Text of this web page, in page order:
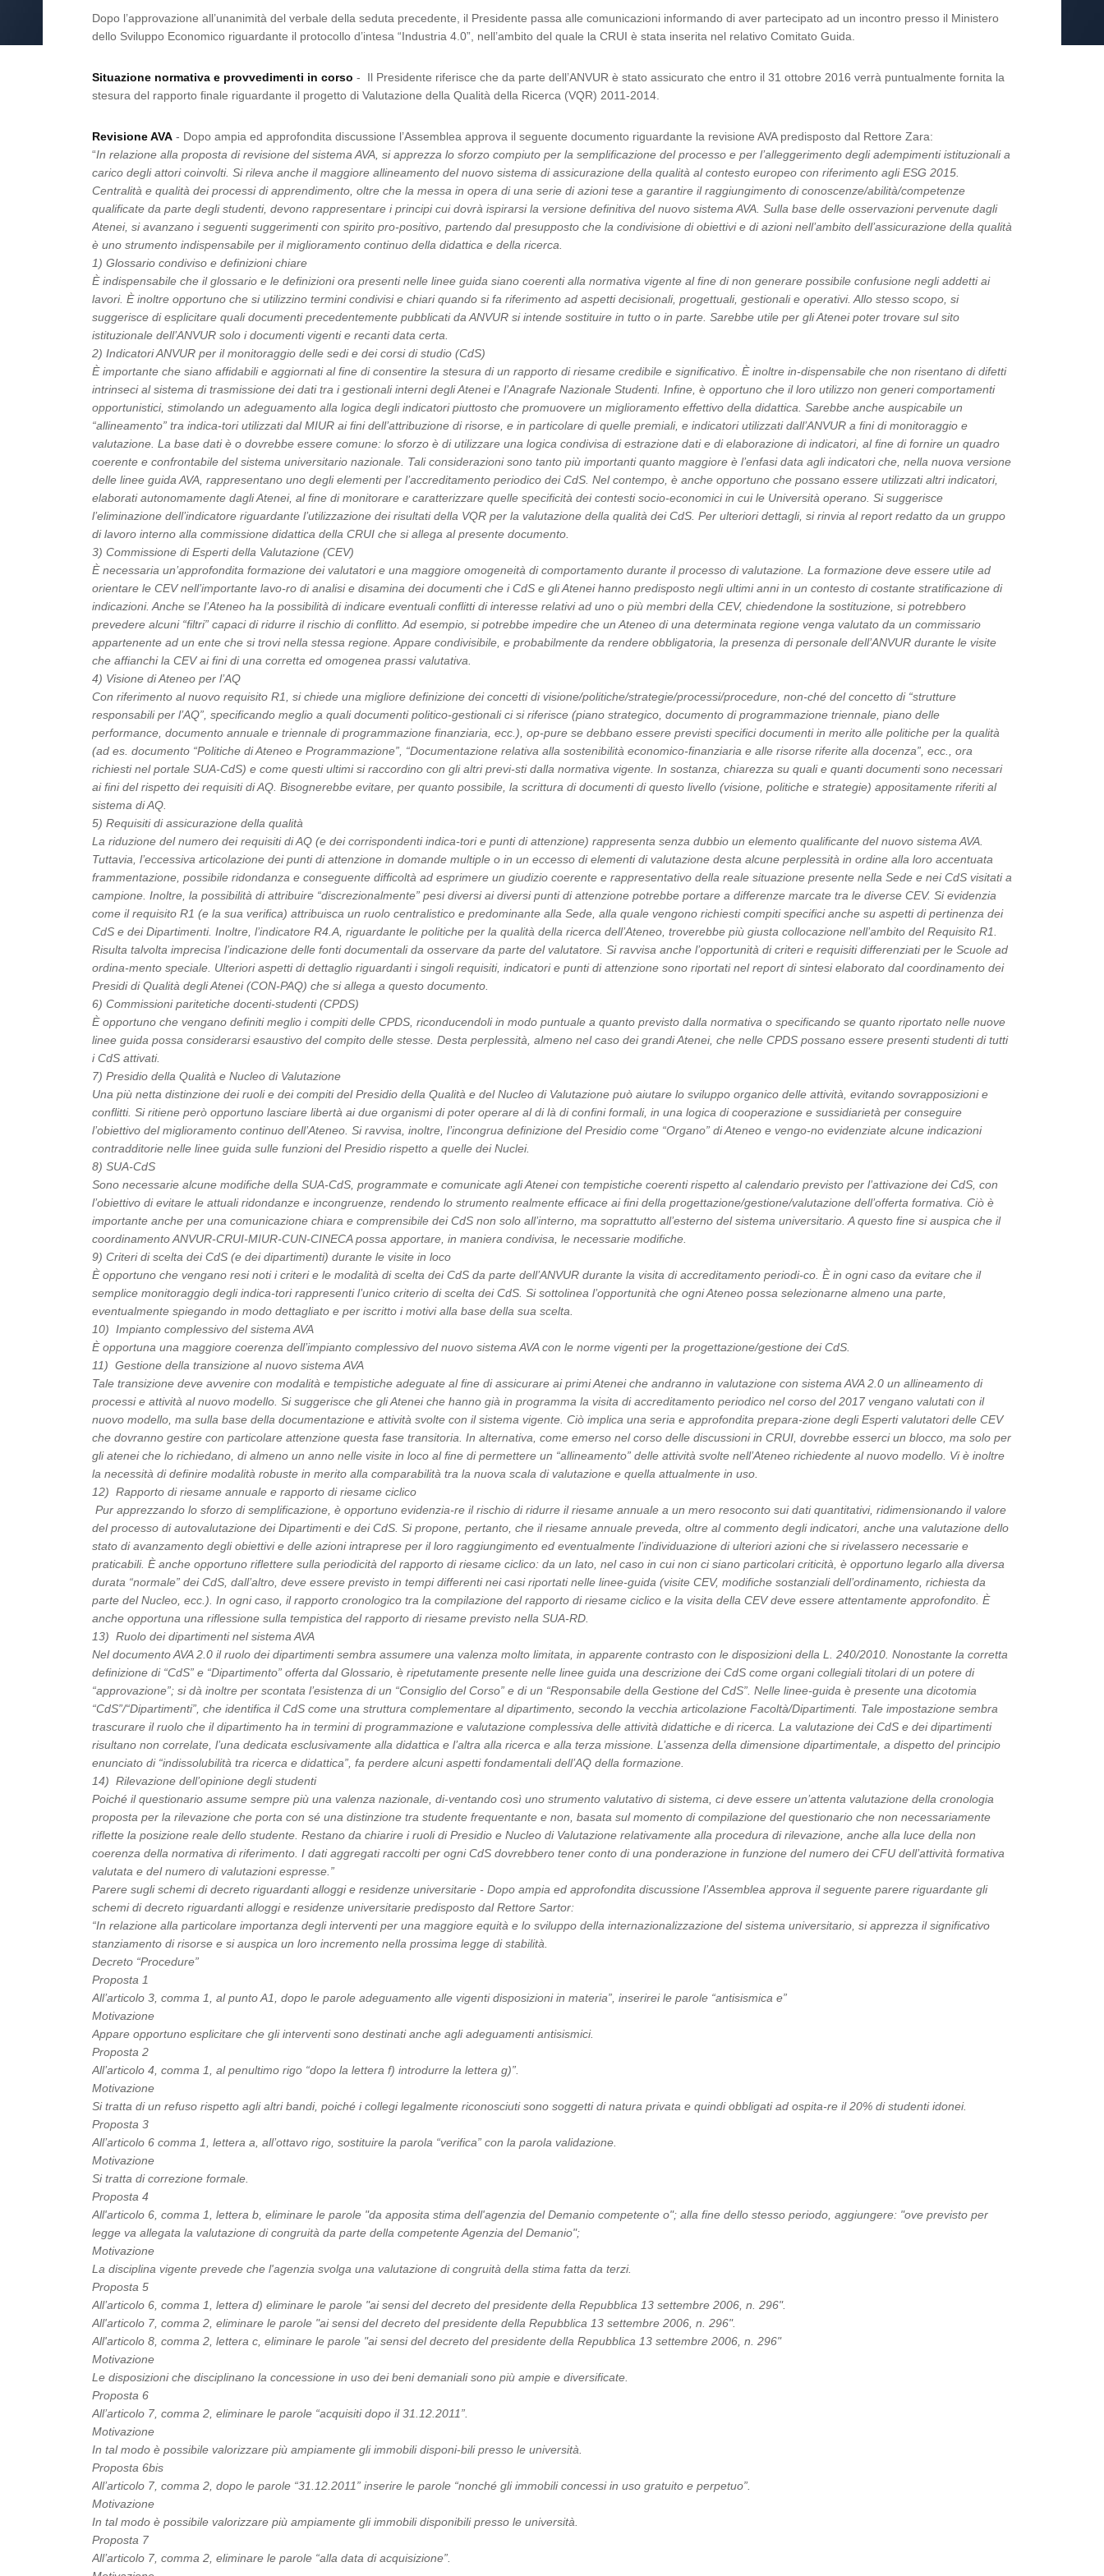
Dopo l’approvazione all’unanimità del verbale della seduta precedente, il Presidente passa alle comunicazioni informando di aver partecipato ad un incontro presso il Ministero
dello Sviluppo Economico riguardante il protocollo d’intesa “Industria 4.0”, nell’ambito del quale la CRUI è stata inserita nel relativo Comitato Guida.
Situazione normativa e provvedimenti in corso - Il Presidente riferisce che da parte dell’ANVUR è stato assicurato che entro il 31 ottobre 2016 verrà puntualmente fornita la
stesura del rapporto finale riguardante il progetto di Valutazione della Qualità della Ricerca (VQR) 2011-2014.
Revisione AVA - Dopo ampia ed approfondita discussione l’Assemblea approva il seguente documento riguardante la revisione AVA predisposto dal Rettore Zara:
“In relazione alla proposta di revisione del sistema AVA, si apprezza lo sforzo compiuto per la semplificazione del processo e per l’alleggerimento degli adempimenti istituzionali a
carico degli attori coinvolti. Si rileva anche il maggiore allineamento del nuovo sistema di assicurazione della qualità al contesto europeo con riferimento agli ESG 2015.
Centralità e qualità dei processi di apprendimento, oltre che la messa in opera di una serie di azioni tese a garantire il raggiungimento di conoscenze/abilità/competenze
qualificate da parte degli studenti, devono rappresentare i principi cui dovrà ispirarsi la versione definitiva del nuovo sistema AVA. Sulla base delle osservazioni pervenute dagli
Atenei, si avanzano i seguenti suggerimenti con spirito pro-positivo, partendo dal presupposto che la condivisione di obiettivi e di azioni nell’ambito dell’assicurazione della qualità
è uno strumento indispensabile per il miglioramento continuo della didattica e della ricerca.
1) Glossario condiviso e definizioni chiare
È indispensabile che il glossario e le definizioni ora presenti nelle linee guida siano coerenti alla normativa vigente al fine di non generare possibile confusione negli addetti ai
lavori. È inoltre opportuno che si utilizzino termini condivisi e chiari quando si fa riferimento ad aspetti decisionali, progettuali, gestionali e operativi. Allo stesso scopo, si
suggerisce di esplicitare quali documenti precedentemente pubblicati da ANVUR si intende sostituire in tutto o in parte. Sarebbe utile per gli Atenei poter trovare sul sito
istituzionale dell’ANVUR solo i documenti vigenti e recanti data certa.
2) Indicatori ANVUR per il monitoraggio delle sedi e dei corsi di studio (CdS)
È importante che siano affidabili e aggiornati al fine di consentire la stesura di un rapporto di riesame credibile e significativo. È inoltre in-dispensabile che non risentano di difetti
intrinseci al sistema di trasmissione dei dati tra i gestionali interni degli Atenei e l’Anagrafe Nazionale Studenti. Infine, è opportuno che il loro utilizzo non generi comportamenti
opportunistici, stimolando un adeguamento alla logica degli indicatori piuttosto che promuovere un miglioramento effettivo della didattica. Sarebbe anche auspicabile un
“allineamento” tra indica-tori utilizzati dal MIUR ai fini dell’attribuzione di risorse, e in particolare di quelle premiali, e indicatori utilizzati dall’ANVUR a fini di monitoraggio e
valutazione. La base dati è o dovrebbe essere comune: lo sforzo è di utilizzare una logica condivisa di estrazione dati e di elaborazione di indicatori, al fine di fornire un quadro
coerente e confrontabile del sistema universitario nazionale. Tali considerazioni sono tanto più importanti quanto maggiore è l’enfasi data agli indicatori che, nella nuova versione
delle linee guida AVA, rappresentano uno degli elementi per l’accreditamento periodico dei CdS. Nel contempo, è anche opportuno che possano essere utilizzati altri indicatori,
elaborati autonomamente dagli Atenei, al fine di monitorare e caratterizzare quelle specificità dei contesti socio-economici in cui le Università operano. Si suggerisce
l’eliminazione dell’indicatore riguardante l’utilizzazione dei risultati della VQR per la valutazione della qualità dei CdS. Per ulteriori dettagli, si rinvia al report redatto da un gruppo
di lavoro interno alla commissione didattica della CRUI che si allega al presente documento.
3) Commissione di Esperti della Valutazione (CEV)
È necessaria un’approfondita formazione dei valutatori e una maggiore omogeneità di comportamento durante il processo di valutazione. La formazione deve essere utile ad
orientare le CEV nell’importante lavo-ro di analisi e disamina dei documenti che i CdS e gli Atenei hanno predisposto negli ultimi anni in un contesto di costante stratificazione di
indicazioni. Anche se l’Ateneo ha la possibilità di indicare eventuali conflitti di interesse relativi ad uno o più membri della CEV, chiedendone la sostituzione, si potrebbero
prevedere alcuni “filtri” capaci di ridurre il rischio di conflitto. Ad esempio, si potrebbe impedire che un Ateneo di una determinata regione venga valutato da un commissario
appartenente ad un ente che si trovi nella stessa regione. Appare condivisibile, e probabilmente da rendere obbligatoria, la presenza di personale dell’ANVUR durante le visite
che affianchi la CEV ai fini di una corretta ed omogenea prassi valutativa.
4) Visione di Ateneo per l’AQ
Con riferimento al nuovo requisito R1, si chiede una migliore definizione dei concetti di visione/politiche/strategie/processi/procedure, non-ché del concetto di “strutture
responsabili per l’AQ”, specificando meglio a quali documenti politico-gestionali ci si riferisce (piano strategico, documento di programmazione triennale, piano delle
performance, documento annuale e triennale di programmazione finanziaria, ecc.), op-pure se debbano essere previsti specifici documenti in merito alle politiche per la qualità
(ad es. documento “Politiche di Ateneo e Programmazione”, “Documentazione relativa alla sostenibilità economico-finanziaria e alle risorse riferite alla docenza”, ecc., ora
richiesti nel portale SUA-CdS) e come questi ultimi si raccordino con gli altri previ-sti dalla normativa vigente. In sostanza, chiarezza su quali e quanti documenti sono necessari
ai fini del rispetto dei requisiti di AQ. Bisognerebbe evitare, per quanto possibile, la scrittura di documenti di questo livello (visione, politiche e strategie) appositamente riferiti al
sistema di AQ.
5) Requisiti di assicurazione della qualità
La riduzione del numero dei requisiti di AQ (e dei corrispondenti indica-tori e punti di attenzione) rappresenta senza dubbio un elemento qualificante del nuovo sistema AVA.
Tuttavia, l’eccessiva articolazione dei punti di attenzione in domande multiple o in un eccesso di elementi di valutazione desta alcune perplessità in ordine alla loro accentuata
frammentazione, possibile ridondanza e conseguente difficoltà ad esprimere un giudizio coerente e rappresentativo della reale situazione presente nella Sede e nei CdS visitati a
campione. Inoltre, la possibilità di attribuire “discrezionalmente” pesi diversi ai diversi punti di attenzione potrebbe portare a differenze marcate tra le diverse CEV. Si evidenzia
come il requisito R1 (e la sua verifica) attribuisca un ruolo centralistico e predominante alla Sede, alla quale vengono richiesti compiti specifici anche su aspetti di pertinenza dei
CdS e dei Dipartimenti. Inoltre, l’indicatore R4.A, riguardante le politiche per la qualità della ricerca dell’Ateneo, troverebbe più giusta collocazione nell’ambito del Requisito R1.
Risulta talvolta imprecisa l’indicazione delle fonti documentali da osservare da parte del valutatore. Si ravvisa anche l’opportunità di criteri e requisiti differenziati per le Scuole ad
ordina-mento speciale. Ulteriori aspetti di dettaglio riguardanti i singoli requisiti, indicatori e punti di attenzione sono riportati nel report di sintesi elaborato dal coordinamento dei
Presidi di Qualità degli Atenei (CON-PAQ) che si allega a questo documento.
6) Commissioni paritetiche docenti-studenti (CPDS)
È opportuno che vengano definiti meglio i compiti delle CPDS, riconducendoli in modo puntuale a quanto previsto dalla normativa o specificando se quanto riportato nelle nuove
linee guida possa considerarsi esaustivo del compito delle stesse. Desta perplessità, almeno nel caso dei grandi Atenei, che nelle CPDS possano essere presenti studenti di tutti
i CdS attivati.
7) Presidio della Qualità e Nucleo di Valutazione
Una più netta distinzione dei ruoli e dei compiti del Presidio della Qualità e del Nucleo di Valutazione può aiutare lo sviluppo organico delle attività, evitando sovrapposizioni e
conflitti. Si ritiene però opportuno lasciare libertà ai due organismi di poter operare al di là di confini formali, in una logica di cooperazione e sussidiarietà per conseguire
l’obiettivo del miglioramento continuo dell’Ateneo. Si ravvisa, inoltre, l’incongrua definizione del Presidio come “Organo” di Ateneo e vengo-no evidenziate alcune indicazioni
contradditorie nelle linee guida sulle funzioni del Presidio rispetto a quelle dei Nuclei.
8) SUA-CdS
Sono necessarie alcune modifiche della SUA-CdS, programmate e comunicate agli Atenei con tempistiche coerenti rispetto al calendario previsto per l’attivazione dei CdS, con
l’obiettivo di evitare le attuali ridondanze e incongruenze, rendendo lo strumento realmente efficace ai fini della progettazione/gestione/valutazione dell’offerta formativa. Ciò è
importante anche per una comunicazione chiara e comprensibile dei CdS non solo all’interno, ma soprattutto all’esterno del sistema universitario. A questo fine si auspica che il
coordinamento ANVUR-CRUI-MIUR-CUN-CINECA possa apportare, in maniera condivisa, le necessarie modifiche.
9) Criteri di scelta dei CdS (e dei dipartimenti) durante le visite in loco
È opportuno che vengano resi noti i criteri e le modalità di scelta dei CdS da parte dell’ANVUR durante la visita di accreditamento periodi-co. È in ogni caso da evitare che il
semplice monitoraggio degli indica-tori rappresenti l’unico criterio di scelta dei CdS. Si sottolinea l’opportunità che ogni Ateneo possa selezionarne almeno una parte,
eventualmente spiegando in modo dettagliato e per iscritto i motivi alla base della sua scelta.
10) Impianto complessivo del sistema AVA
È opportuna una maggiore coerenza dell’impianto complessivo del nuovo sistema AVA con le norme vigenti per la progettazione/gestione dei CdS.
11) Gestione della transizione al nuovo sistema AVA
Tale transizione deve avvenire con modalità e tempistiche adeguate al fine di assicurare ai primi Atenei che andranno in valutazione con sistema AVA 2.0 un allineamento di
processi e attività al nuovo modello. Si suggerisce che gli Atenei che hanno già in programma la visita di accreditamento periodico nel corso del 2017 vengano valutati con il
nuovo modello, ma sulla base della documentazione e attività svolte con il sistema vigente. Ciò implica una seria e approfondita prepara-zione degli Esperti valutatori delle CEV
che dovranno gestire con particolare attenzione questa fase transitoria. In alternativa, come emerso nel corso delle discussioni in CRUI, dovrebbe esserci un blocco, ma solo per
gli atenei che lo richiedano, di almeno un anno nelle visite in loco al fine di permettere un “allineamento” delle attività svolte nell’Ateneo richiedente al nuovo modello. Vi è inoltre
la necessità di definire modalità robuste in merito alla comparabilità tra la nuova scala di valutazione e quella attualmente in uso.
12) Rapporto di riesame annuale e rapporto di riesame ciclico
Pur apprezzando lo sforzo di semplificazione, è opportuno evidenzia-re il rischio di ridurre il riesame annuale a un mero resoconto sui dati quantitativi, ridimensionando il valore
del processo di autovalutazione dei Dipartimenti e dei CdS. Si propone, pertanto, che il riesame annuale preveda, oltre al commento degli indicatori, anche una valutazione dello
stato di avanzamento degli obiettivi e delle azioni intraprese per il loro raggiungimento ed eventualmente l’individuazione di ulteriori azioni che si rivelassero necessarie e
praticabili. È anche opportuno riflettere sulla periodicità del rapporto di riesame ciclico: da un lato, nel caso in cui non ci siano particolari criticità, è opportuno legarlo alla diversa
durata “normale” dei CdS, dall’altro, deve essere previsto in tempi differenti nei casi riportati nelle linee-guida (visite CEV, modifiche sostanziali dell’ordinamento, richiesta da
parte del Nucleo, ecc.). In ogni caso, il rapporto cronologico tra la compilazione del rapporto di riesame ciclico e la visita della CEV deve essere attentamente approfondito. È
anche opportuna una riflessione sulla tempistica del rapporto di riesame previsto nella SUA-RD.
13) Ruolo dei dipartimenti nel sistema AVA
Nel documento AVA 2.0 il ruolo dei dipartimenti sembra assumere una valenza molto limitata, in apparente contrasto con le disposizioni della L. 240/2010. Nonostante la corretta
definizione di “CdS” e “Dipartimento” offerta dal Glossario, è ripetutamente presente nelle linee guida una descrizione dei CdS come organi collegiali titolari di un potere di
“approvazione”; si dà inoltre per scontata l’esistenza di un “Consiglio del Corso” e di un “Responsabile della Gestione del CdS”. Nelle linee-guida è presente una dicotomia
“CdS”/“Dipartimenti”, che identifica il CdS come una struttura complementare al dipartimento, secondo la vecchia articolazione Facoltà/Dipartimenti. Tale impostazione sembra
trascurare il ruolo che il dipartimento ha in termini di programmazione e valutazione complessiva delle attività didattiche e di ricerca. La valutazione dei CdS e dei dipartimenti
risultano non correlate, l’una dedicata esclusivamente alla didattica e l’altra alla ricerca e alla terza missione. L’assenza della dimensione dipartimentale, a dispetto del principio
enunciato di “indissolubilità tra ricerca e didattica”, fa perdere alcuni aspetti fondamentali dell’AQ della formazione.
14) Rilevazione dell’opinione degli studenti
Poiché il questionario assume sempre più una valenza nazionale, di-ventando così uno strumento valutativo di sistema, ci deve essere un’attenta valutazione della cronologia
proposta per la rilevazione che porta con sé una distinzione tra studente frequentante e non, basata sul momento di compilazione del questionario che non necessariamente
riflette la posizione reale dello studente. Restano da chiarire i ruoli di Presidio e Nucleo di Valutazione relativamente alla procedura di rilevazione, anche alla luce della non
coerenza della normativa di riferimento. I dati aggregati raccolti per ogni CdS dovrebbero tener conto di una ponderazione in funzione del numero dei CFU dell’attività formativa
valutata e del numero di valutazioni espresse.”
Parere sugli schemi di decreto riguardanti alloggi e residenze universitarie - Dopo ampia ed approfondita discussione l’Assemblea approva il seguente parere riguardante gli
schemi di decreto riguardanti alloggi e residenze universitarie predisposto dal Rettore Sartor:
“In relazione alla particolare importanza degli interventi per una maggiore equità e lo sviluppo della internazionalizzazione del sistema universitario, si apprezza il significativo
stanziamento di risorse e si auspica un loro incremento nella prossima legge di stabilità.
Decreto “Procedure”
Proposta 1
All’articolo 3, comma 1, al punto A1, dopo le parole adeguamento alle vigenti disposizioni in materia”, inserirei le parole “antisismica e”
Motivazione
Appare opportuno esplicitare che gli interventi sono destinati anche agli adeguamenti antisismici.
Proposta 2
All’articolo 4, comma 1, al penultimo rigo “dopo la lettera f) introdurre la lettera g)”.
Motivazione
Si tratta di un refuso rispetto agli altri bandi, poiché i collegi legalmente riconosciuti sono soggetti di natura privata e quindi obbligati ad ospita-re il 20% di studenti idonei.
Proposta 3
All’articolo 6 comma 1, lettera a, all’ottavo rigo, sostituire la parola “verifica” con la parola validazione.
Motivazione
Si tratta di correzione formale.
Proposta 4
All'articolo 6, comma 1, lettera b, eliminare le parole "da apposita stima dell'agenzia del Demanio competente o"; alla fine dello stesso periodo, aggiungere: "ove previsto per
legge va allegata la valutazione di congruità da parte della competente Agenzia del Demanio";
Motivazione
La disciplina vigente prevede che l'agenzia svolga una valutazione di congruità della stima fatta da terzi.
Proposta 5
All’articolo 6, comma 1, lettera d) eliminare le parole "ai sensi del decreto del presidente della Repubblica 13 settembre 2006, n. 296".
All'articolo 7, comma 2, eliminare le parole "ai sensi del decreto del presidente della Repubblica 13 settembre 2006, n. 296".
All'articolo 8, comma 2, lettera c, eliminare le parole "ai sensi del decreto del presidente della Repubblica 13 settembre 2006, n. 296"
Motivazione
Le disposizioni che disciplinano la concessione in uso dei beni demaniali sono più ampie e diversificate.
Proposta 6
All’articolo 7, comma 2, eliminare le parole “acquisiti dopo il 31.12.2011”.
Motivazione
In tal modo è possibile valorizzare più ampiamente gli immobili disponi-bili presso le università.
Proposta 6bis
All’articolo 7, comma 2, dopo le parole “31.12.2011” inserire le parole “nonché gli immobili concessi in uso gratuito e perpetuo”.
Motivazione
In tal modo è possibile valorizzare più ampiamente gli immobili disponibili presso le università.
Proposta 7
All’articolo 7, comma 2, eliminare le parole “alla data di acquisizione”.